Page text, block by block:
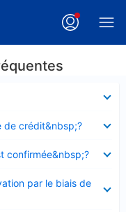
de crédit&nbsp;?
confirmée&nbsp;?
par le biais de